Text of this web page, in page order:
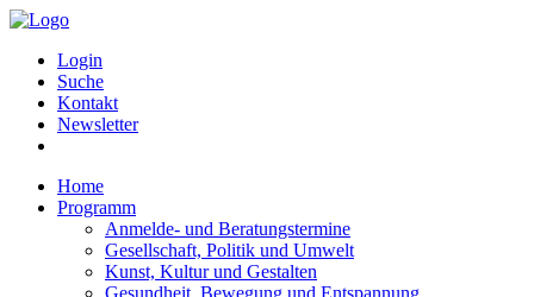
Login
Suche
Kontakt
Newsletter
Home
Programm
Anmelde- und Beratungstermine
Gesellschaft, Politik und Umwelt
Kunst, Kultur und Gestalten
Gesundheit, Bewegung und Entspannung